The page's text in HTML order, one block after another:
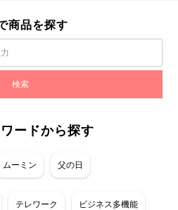
商品を探す
ードから探す
ムーミン 父の日
テレワーク ビジネス多機能